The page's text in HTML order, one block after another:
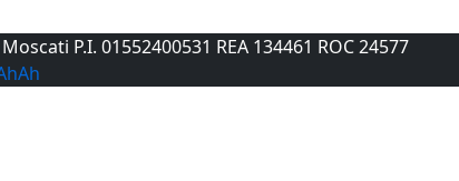
P.I. 01552400531 REA 134461 ROC 24577